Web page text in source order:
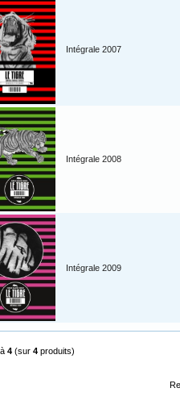
Intégrale 2007
Intégrale 2008
Intégrale 2009
à 4 (sur 4 produits)